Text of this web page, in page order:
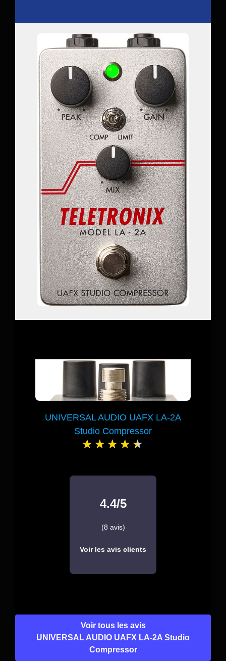
UNIVERSAL AUDIO UAFX LA-2A
Studio Compressor
4.4/5
(8 avis)
Voir les avis clients
Voir tous les avis
UNIVERSAL AUDIO UAFX LA-2A Studio
Compressor